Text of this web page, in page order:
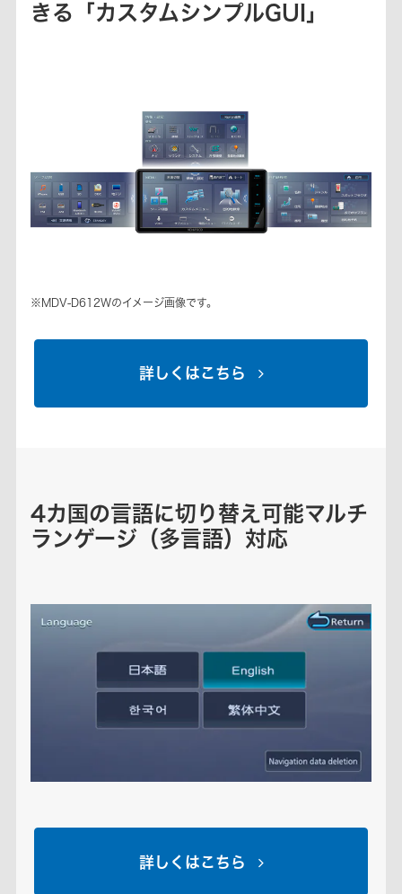
きる「カスタムシンプルGUI」
※MDV-D612Wのイメージ画像です。
詳しくはこちら
4カ国の言語に切り替え可能マルチ
ランゲージ（多言語）対応
詳しくはこちら